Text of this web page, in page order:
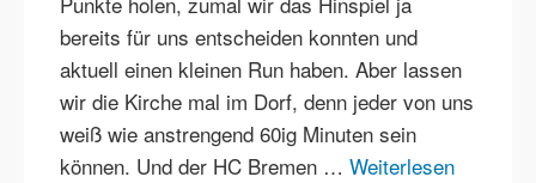
bereits für uns entscheiden konnten und
aktuell einen kleinen Run haben. Aber lassen
wir die Kirche mal im Dorf, denn jeder von uns
weiß wie anstrengend 60ig Minuten sein
können. Und der HC Bremen … Weiterlesen